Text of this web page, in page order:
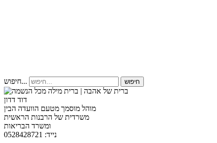
חיפוש... חיפוש
דוד דדון
מוהל מוסמך מטעם הוועדה הבין
משרדית של הרבנות הראשית
ומשרד הבריאות
נייד: 0528428721